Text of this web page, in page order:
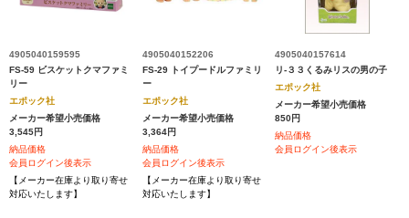
4905040159595
FS-59 ビスケットクマファミ
リー
エポック社
メーカー希望小売価格
3,545円
納品価格
会員ログイン後表示
【メーカー在庫より取り寄せ
対応いたします】
4905040152206
FS-29 トイプードルファミリ
ー
エポック社
メーカー希望小売価格
3,364円
納品価格
会員ログイン後表示
【メーカー在庫より取り寄せ
対応いたします】
4905040157614
リ‐３３くるみリスの男の子
エポック社
メーカー希望小売価格
850円
納品価格
会員ログイン後表示